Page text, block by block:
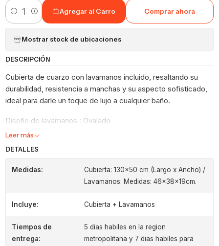
Cantidad
Agregar al Carro Comprar ahora
Mostrar stock de ubicaciones
DESCRIPCIÓN
Cubierta de cuarzo con lavamanos incluido, resaltando su
durabilidad, resistencia a manchas y su aspecto sofisticado,
ideal para darle un toque de lujo a cualquier baño.
Diseño de lavamanos : Ovalado
Leer más
DETALLES
Medidas:
Cubierta: 130x50 cm (Largo x Ancho) /
Lavamanos: Medidas: 46x38x19cm.
Incluye: Cubierta + Lavamanos
Tiempos de
entrega:
5 dias habiles en la region
metropolitana y 7 dias habiles para